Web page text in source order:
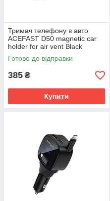
Тримач телефону в авто
ACEFAST D50 magnetic car
holder for air vent Black
Готово до відправки
385 ₴
Купити